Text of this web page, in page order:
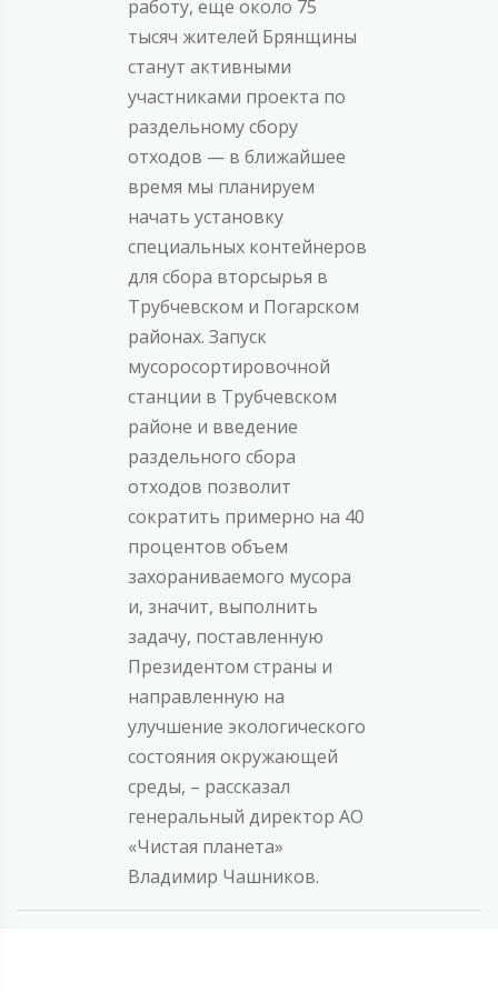
работу, еще около 75
тысяч жителей Брянщины
станут активными
участниками проекта по
раздельному сбору
отходов — в ближайшее
время мы планируем
начать установку
специальных контейнеров
для сбора вторсырья в
Трубчевском и Погарском
районах. Запуск
мусоросортировочной
станции в Трубчевском
районе и введение
раздельного сбора
отходов позволит
сократить примерно на 40
процентов объем
захораниваемого мусора
и, значит, выполнить
задачу, поставленную
Президентом страны и
направленную на
улучшение экологического
состояния окружающей
среды, – рассказал
генеральный директор АО
«Чистая планета»
Владимир Чашников.